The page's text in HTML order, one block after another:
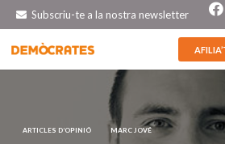
Subscriu-te a la nostra newsletter
ARTICLES D’OPINIÓ MARC JOVÉ